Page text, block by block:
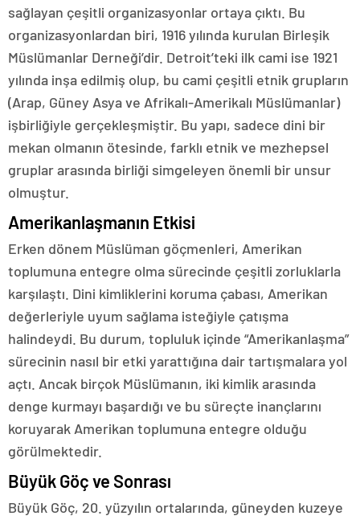
sağlayan çeşitli organizasyonlar ortaya çıktı. Bu
organizasyonlardan biri, 1916 yılında kurulan Birleşik
Müslümanlar Derneği’dir. Detroit’teki ilk cami ise 1921
yılında inşa edilmiş olup, bu cami çeşitli etnik grupların
(Arap, Güney Asya ve Afrikalı-Amerikalı Müslümanlar)
işbirliğiyle gerçekleşmiştir. Bu yapı, sadece dini bir
mekan olmanın ötesinde, farklı etnik ve mezhepsel
gruplar arasında birliği simgeleyen önemli bir unsur
olmuştur.
Amerikanlaşmanın Etkisi
Erken dönem Müslüman göçmenleri, Amerikan
toplumuna entegre olma sürecinde çeşitli zorluklarla
karşılaştı. Dini kimliklerini koruma çabası, Amerikan
değerleriyle uyum sağlama isteğiyle çatışma
halindeydi. Bu durum, topluluk içinde “Amerikanlaşma”
sürecinin nasıl bir etki yarattığına dair tartışmalara yol
açtı. Ancak birçok Müslümanın, iki kimlik arasında
denge kurmayı başardığı ve bu süreçte inançlarını
koruyarak Amerikan toplumuna entegre olduğu
görülmektedir.
Büyük Göç ve Sonrası
Büyük Göç, 20. yüzyılın ortalarında, güneyden kuzeye